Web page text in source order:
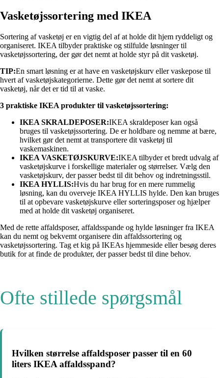
Vasketøjssortering med IKEA
Sortering af vasketøj er en vigtig del af at holde dit hjem ryddeligt og
organiseret. IKEA tilbyder praktiske og stilfulde løsninger til
vasketøjssortering, der gør det nemt at holde styr på dit vasketøj.
TIP:En smart løsning er at have en vasketøjskurv eller vaskepose til
hvert af vasketøjskategorierne. Dette gør det nemt at sortere dit
vasketøj, når det er tid til at vaske.
3 praktiske IKEA produkter til vasketøjssortering:
IKEA SKRALDEPOSER:IKEA skraldeposer kan også
bruges til vasketøjssortering. De er holdbare og nemme at bære,
hvilket gør det nemt at transportere dit vasketøj til
vaskemaskinen.
IKEA VASKETØJSKURVE:IKEA tilbyder et bredt udvalg af
vasketøjskurve i forskellige materialer og størrelser. Vælg den
vasketøjskurv, der passer bedst til dit behov og indretningsstil.
IKEA HYLLIS:Hvis du har brug for en mere rummelig
løsning, kan du overveje IKEA HYLLIS hylde. Den kan bruges
til at opbevare vasketøjskurve eller sorteringsposer og hjælper
med at holde dit vasketøj organiseret.
Med de rette affaldsposer, affaldsspande og hylde løsninger fra IKEA
kan du nemt og bekvemt organisere din affaldssortering og
vasketøjssortering. Tag et kig på IKEAs hjemmeside eller besøg deres
butik for at finde de produkter, der passer bedst til dine behov.
Ofte stillede spørgsmål
Hvilken størrelse affaldsposer passer til en 60
liters IKEA affaldsspand?